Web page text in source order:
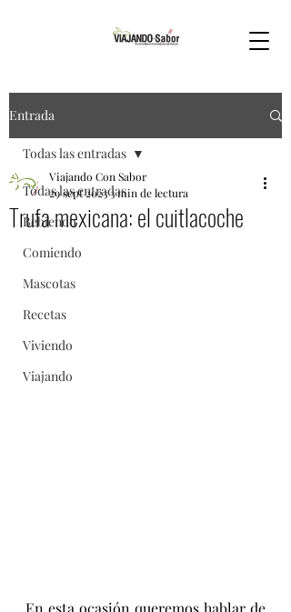
Entrada
Todas las entradas
Bebiendo
Comiendo
Mascotas
Recetas
Viviendo
Viajando
Todas las entradas
Trufa mexicana: el cuitlacoche
Viajando Con Sabor
29 sept 20233 min de lectura
En esta ocasión queremos hablar de